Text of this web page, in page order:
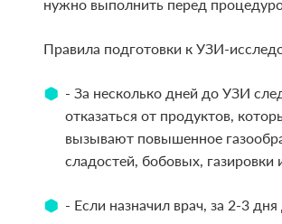
нужно выполнить перед
Правила подготовки к УЗИ-
- За несколько дней до УЗИ
отказаться от продуктов,
вызывают повышенное
сладостей, бобовых, газировки
- Если назначил врач, за 2-3